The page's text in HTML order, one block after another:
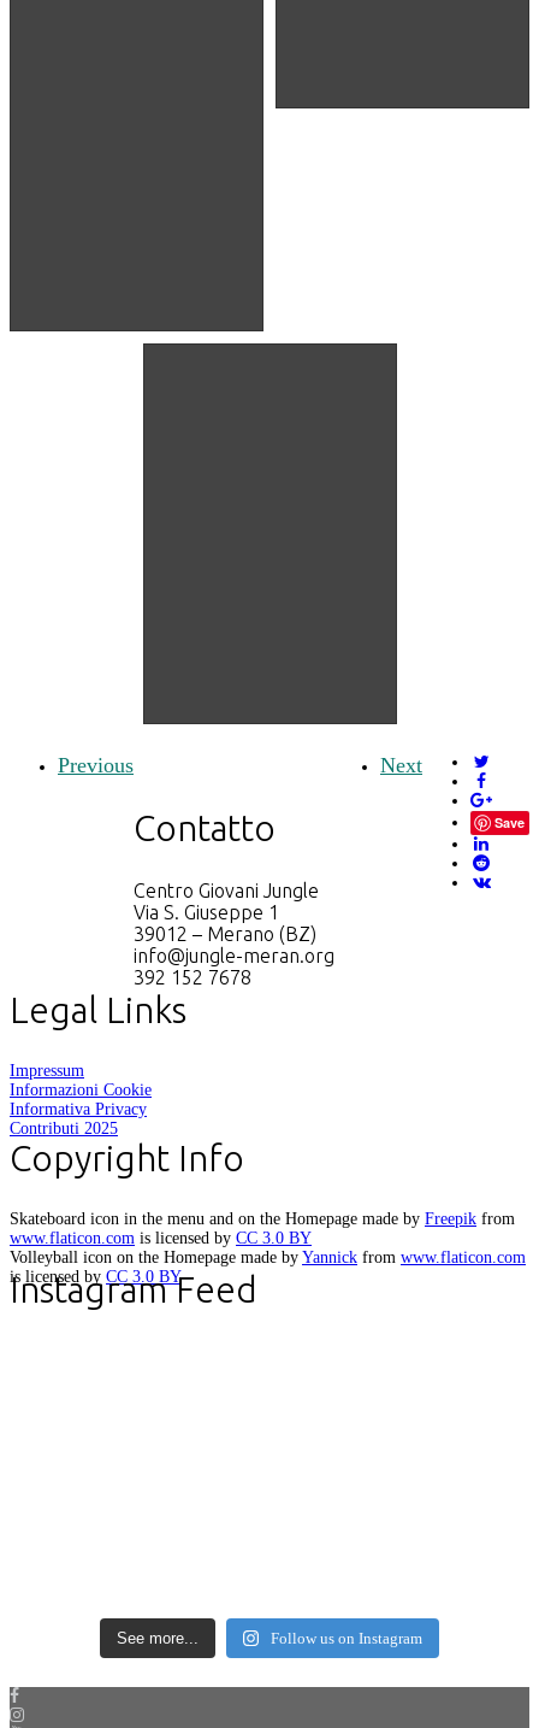
Save
Previous Next
Contatto
Centro Giovani Jungle
Via S. Giuseppe 1
39012 – Merano (BZ)
info@jungle-meran.org
392 152 7678
Legal Links
Impressum
Informazioni Cookie
Informativa Privacy
Contributi 2025
Copyright Info
Skateboard icon in the menu and on the Homepage made by Freepik from
www.flaticon.com is licensed by CC 3.0 BY
Volleyball icon on the Homepage made by Yannick from www.flaticon.com
is licensed by CC 3.0 BY
Instagram Feed
See more... Follow us on Instagram